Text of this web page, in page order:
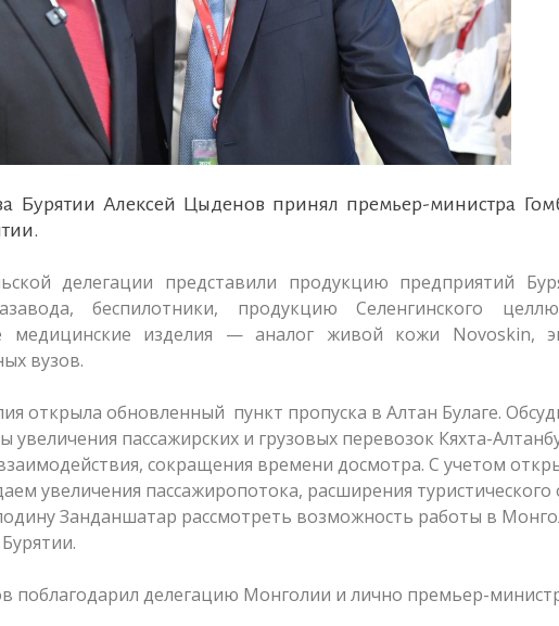
Бурятии Алексей Цыденов принял премьер-министра
делегации представили продукцию предприятий
беспилотники, продукцию Селенгинского
медицинские изделия — аналог живой кожи Novoskin,
вузов.
открыла обновленный пункт пропуска в Алтан Булаге.
увеличения пассажирских и грузовых перевозок Кяхта-
сокращения времени досмотра. С учетом
увеличения пассажиропотока, расширения туристического
Занданшатар рассмотреть возможность работы в
поблагодарил делегацию Монголии и лично премьер-